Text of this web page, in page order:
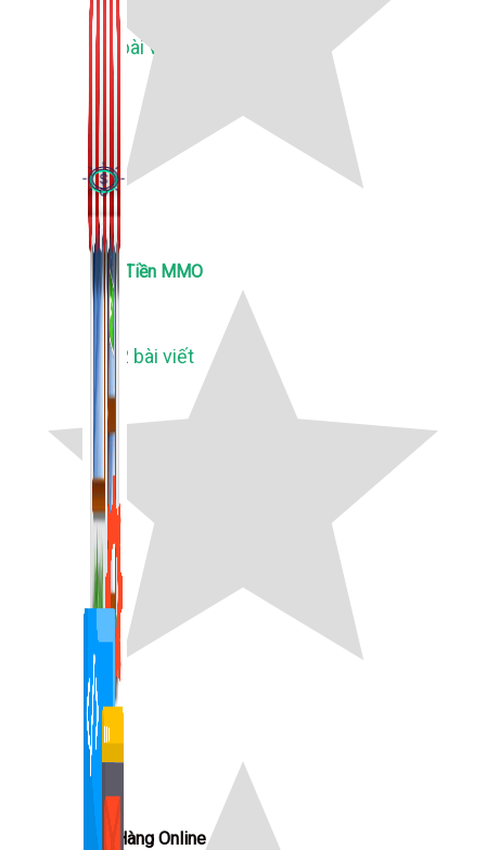
Bán Hàng Online
536 bài viết
Kiếm Tiền MMO
1,422 bài viết